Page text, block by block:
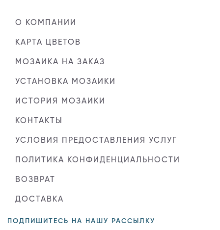
О КОМПАНИИ
КАРТА ЦВЕТОВ
МОЗАИКА НА ЗАКАЗ
УСТАНОВКА МОЗАИКИ
ИСТОРИЯ МОЗАИКИ
КОНТАКТЫ
УСЛОВИЯ ПРЕДОСТАВЛЕНИЯ УСЛУГ
ПОЛИТИКА КОНФИДЕНЦИАЛЬНОСТИ
ВОЗВРАТ
ДОСТАВКА
ПОДПИШИТЕСЬ НА НАШУ РАССЫЛКУ